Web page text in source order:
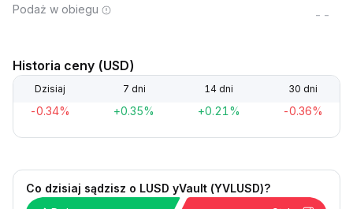
Podaż w obiegu --
Historia ceny (USD)
Dzisiaj 7 dni 14 dni 30 dni
-0.34% +0.35% +0.21% -0.36%
Co dzisiaj sądzisz o LUSD yVault (YVLUSD)?